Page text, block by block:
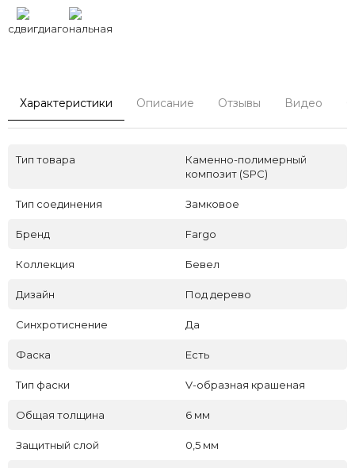
сдвигдиагональная
Характеристики Описание Отзывы Видео
Тип товара
Каменно-полимерный
композит (SPC)
Тип соединения Замковое
Бренд Fargo
Коллекция Бевел
Дизайн Под дерево
Синхротиснение Да
Фаска Есть
Тип фаски V-образная крашеная
Общая толщина 6 мм
Защитный слой 0,5 мм